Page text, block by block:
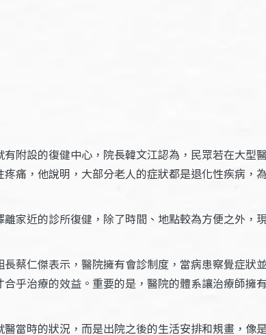
附設的復健中心，院長韓文江認為，民眾若在大型
痛，他說明，大部分老人的症狀都是退化性疾病，
家近的診所復健，除了時間、地點較為方便之外，
蔡仁傑表示，醫院擁有會診制度，當病患察覺症狀
乎治療的效益。重要的是，醫院的體系讓治療師擁
當時的狀況，而是出院之後的生活安排和規畫，像